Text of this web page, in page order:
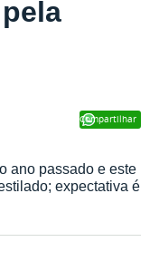
Compartilhar
ano passado e este
expectativa é